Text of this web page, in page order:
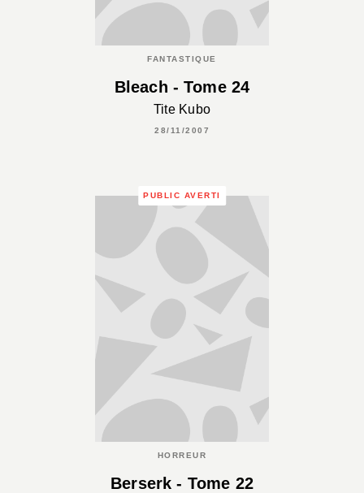
FANTASTIQUE
Bleach - Tome 24
Tite Kubo
28/11/2007
PUBLIC AVERTI
HORREUR
Berserk - Tome 22